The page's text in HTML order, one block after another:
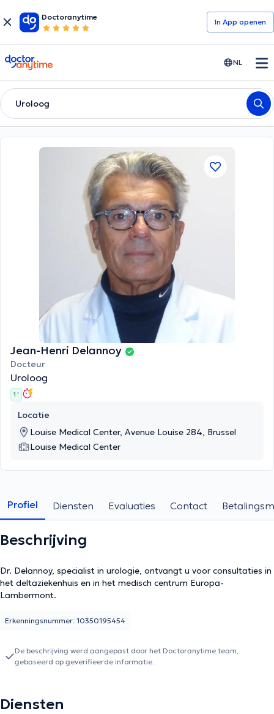
Doctoranytime
In App openen
doctoranytime NL
Uroloog
Jean-Henri Delannoy
Docteur
Uroloog
1 '
Locatie
Louise Medical Center, Avenue Louise 284, Brussel
Louise Medical Center
Profiel Diensten Evaluaties Contact
Beschrijving
Dr. Delannoy, specialist in urologie, ontvangt u voor consultaties in
het deltaziekenhuis en in het medisch centrum Europa-
Lambermont.
Erkenningsnummer: 10350195454
De beschrijving werd aangepast door het Doctoranytime team,
gebaseerd op geverifieerde informatie.
Diensten